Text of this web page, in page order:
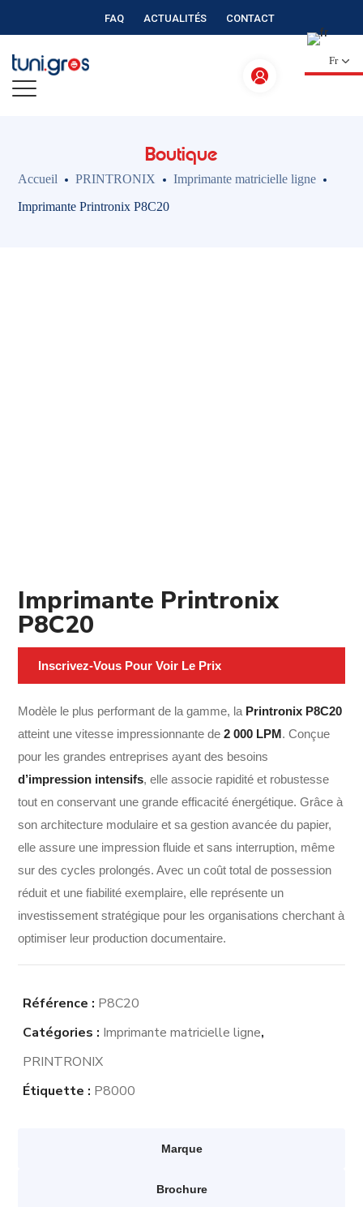
FAQ ACTUALITÉS CONTACT
Fr
Boutique
Accueil PRINTRONIX
Imprimante matricielle ligne
Imprimante Printronix P8C20
Imprimante Printronix
P8C20
Inscrivez-Vous Pour Voir Le Prix
Modèle le plus performant de la gamme, la Printronix P8C20
atteint une vitesse impressionnante de2 000 LPM. Conçue
pour les grandes entreprises ayant des besoins
d’impression intensifs, elle associe rapidité et robustesse
tout en conservant une grande efficacité énergétique. Grâce à
son architecture modulaire et sa gestion avancée du papier,
elle assure une impression fluide et sans interruption, même
sur des cycles prolongés. Avec un coût total de possession
réduit et une fiabilité exemplaire, elle représente un
investissement stratégique pour les organisations cherchant à
optimiser leur production documentaire.
Référence : P8C20
Catégories : Imprimante matricielle ligne,
PRINTRONIX
Étiquette : P8000
Marque
Brochure